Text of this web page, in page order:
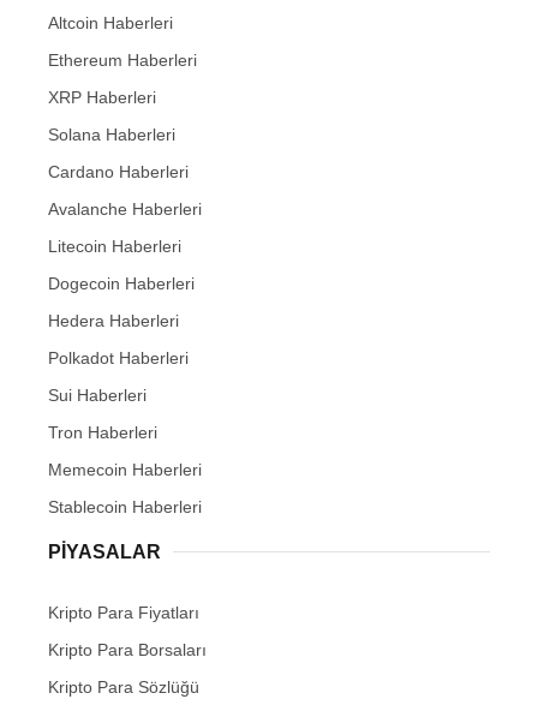
Altcoin Haberleri
Ethereum Haberleri
XRP Haberleri
Solana Haberleri
Cardano Haberleri
Avalanche Haberleri
Litecoin Haberleri
Dogecoin Haberleri
Hedera Haberleri
Polkadot Haberleri
Sui Haberleri
Tron Haberleri
Memecoin Haberleri
Stablecoin Haberleri
PIYASALAR
Kripto Para Fiyatları
Kripto Para Borsaları
Kripto Para Sözlüğü